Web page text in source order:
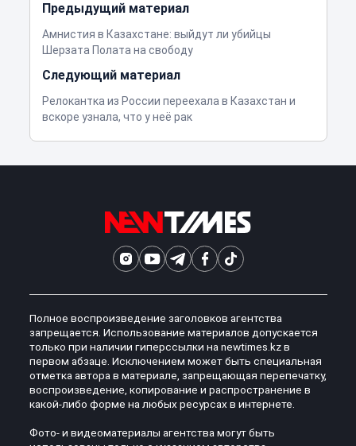
Предыдущий материал
Амнистия в Казахстане: выйдут ли убийцы
Шерзата Полата на свободу
Следующий материал
Релокантка из России переехала в Казахстан и
вскоре узнала, что у неё рак
Полное воспроизведение заголовков агентства
запрещается. Использование материалов допускается
только при наличии гиперссылки на newtimes.kz в
первом абзаце. Исключением может быть специальная
отметка автора в материале, запрещающая перепечатку,
воспроизведение, копирование и распространение в
какой-либо форме на любых ресурсах в интернете.
Фото- и видеоматериалы агентства могут быть